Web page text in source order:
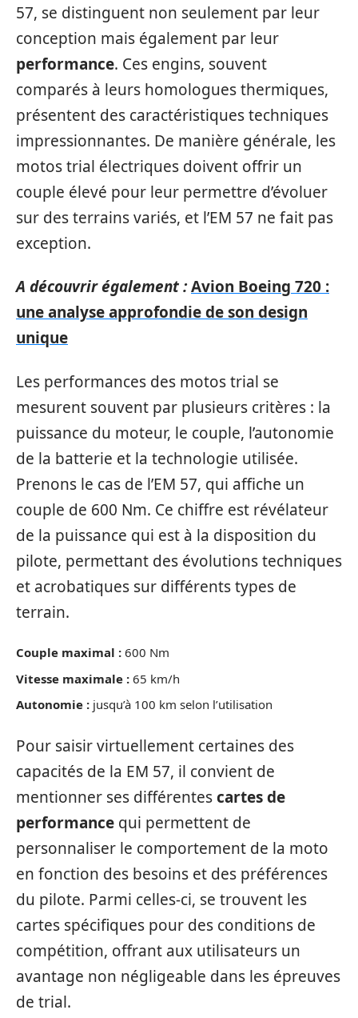
57, se distinguent non seulement par leur
conception mais également par leur
performance. Ces engins, souvent
comparés à leurs homologues thermiques,
présentent des caractéristiques techniques
impressionnantes. De manière générale, les
motos trial électriques doivent offrir un
couple élevé pour leur permettre d’évoluer
sur des terrains variés, et l’EM 57 ne fait pas
exception.
A découvrir également :Avion Boeing 720 :
une analyse approfondie de son design
unique
Les performances des motos trial se
mesurent souvent par plusieurs critères : la
puissance du moteur, le couple, l’autonomie
de la batterie et la technologie utilisée.
Prenons le cas de l’EM 57, qui affiche un
couple de 600 Nm. Ce chiffre est révélateur
de la puissance qui est à la disposition du
pilote, permettant des évolutions techniques
et acrobatiques sur différents types de
terrain.
Couple maximal : 600 Nm
Vitesse maximale : 65 km/h
Autonomie : jusqu’à 100 km selon l’utilisation
Pour saisir virtuellement certaines des
capacités de la EM 57, il convient de
mentionner ses différentescartes de
performance qui permettent de
personnaliser le comportement de la moto
en fonction des besoins et des préférences
du pilote. Parmi celles-ci, se trouvent les
cartes spécifiques pour des conditions de
compétition, offrant aux utilisateurs un
avantage non négligeable dans les épreuves
de trial.